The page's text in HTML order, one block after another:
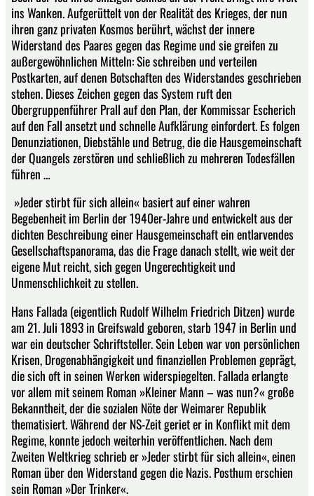
ins Wanken. Aufgerüttelt von der Realität des Krieges, der nun
ihren ganz privaten Kosmos berührt, wächst der innere
Widerstand des Paares gegen das Regime und sie greifen zu
außergewöhnlichen Mitteln: Sie schreiben und verteilen
Postkarten, auf denen Botschaften des Widerstandes geschrieben
stehen. Dieses Zeichen gegen das System ruft den
Obergruppenführer Prall auf den Plan, der Kommissar Escherich
auf den Fall ansetzt und schnelle Aufklärung einfordert. Es folgen
Denunziationen, Diebstähle und Betrug, die die Hausgemeinschaft
der Quangels zerstören und schließlich zu mehreren Todesfällen
führen …
»Jeder stirbt für sich allein« basiert auf einer wahren
Begebenheit im Berlin der 1940er-Jahre und entwickelt aus der
dichten Beschreibung einer Hausgemeinschaft ein entlarvendes
Gesellschaftspanorama, das die Frage danach stellt, wie weit der
eigene Mut reicht, sich gegen Ungerechtigkeit und
Unmenschlichkeit zu stellen.
Hans Fallada (eigentlich Rudolf Wilhelm Friedrich Ditzen) wurde
am 21. Juli 1893 in Greifswald geboren, starb 1947 in Berlin und
war ein deutscher Schriftsteller. Sein Leben war von persönlichen
Krisen, Drogenabhängigkeit und finanziellen Problemen geprägt,
die sich oft in seinen Werken widerspiegelten. Fallada erlangte
vor allem mit seinem Roman »Kleiner Mann – was nun?« große
Bekanntheit, der die sozialen Nöte der Weimarer Republik
thematisiert. Während der NS-Zeit geriet er in Konflikt mit dem
Regime, konnte jedoch weiterhin veröffentlichen. Nach dem
Zweiten Weltkrieg schrieb er »Jeder stirbt für sich allein«, einen
Roman über den Widerstand gegen die Nazis. Posthum erschien
sein Roman »Der Trinker«.